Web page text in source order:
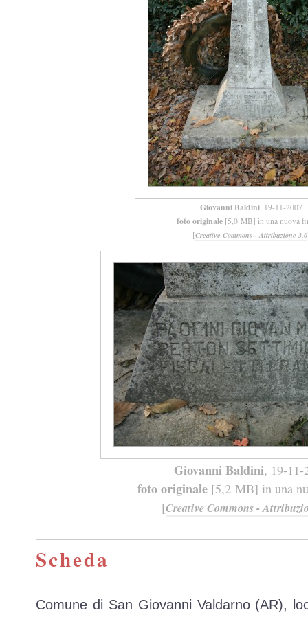
Giovanni Baldini, 19-11-2007
foto originale [5,0 MB] in una nuova
[Creative Commons - Attribuzione 3.0
Giovanni Baldini, 19-11-
foto originale[5,2 MB] in una
[Creative Commons -
Scheda
Comune di San Giovanni Valdarno (AR),